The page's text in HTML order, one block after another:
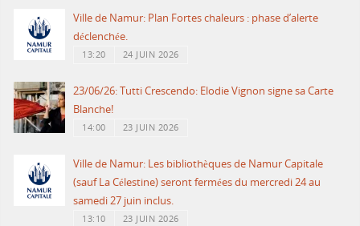
Ville de Namur: Plan Fortes chaleurs : phase d’alerte
déclenchée.
13:20 24 JUIN 2026
23/06/26: Tutti Crescendo: Elodie Vignon signe sa Carte
Blanche!
14:00 23 JUIN 2026
Ville de Namur: Les bibliothèques de Namur Capitale
(sauf La Célestine) seront fermées du mercredi 24 au
samedi 27 juin inclus.
13:10 23 JUIN 2026